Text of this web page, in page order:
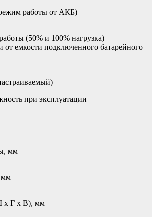
работы от АКБ)
(50% и 100% нагрузка)
от емкости подключенного батарейного
при эксплуатации
мм
мм
х Г х В), мм